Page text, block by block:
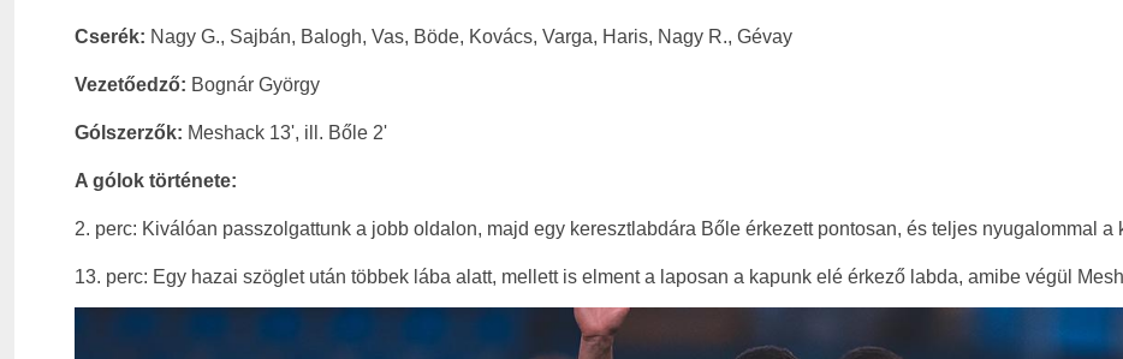
Cserék: Nagy G., Sajbán, Balogh, Vas, Böde, Kovács, Varga, Haris, Nagy R., Gévay
Vezetőedző: Bognár György
Gólszerzők: Meshack 13', ill. Bőle 2'
A gólok története:
2. perc: Kiválóan passzolgattunk a jobb oldalon, majd egy keresztlabdára Bőle érkezett pontosan, és teljes nyugalommal a
13. perc: Egy hazai szöglet után többek lába alatt, mellett is elment a laposan a kapunk elé érkező labda, amibe végül